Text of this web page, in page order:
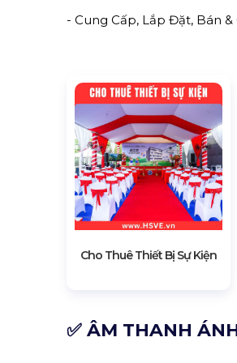
- Cung Cấp, Lắp Đặt, Bán
Cho Thuê Thiết Bị Sự Kiện
✅ ÂM THANH